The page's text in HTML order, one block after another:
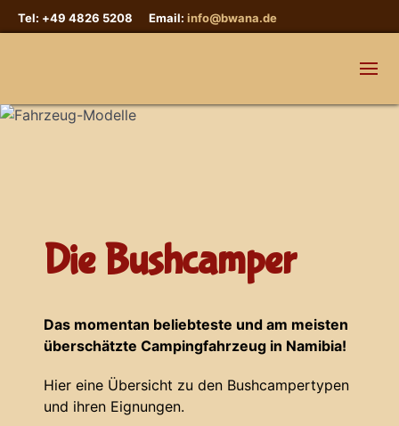
Tel: +49 4826 5208 Email: info@bwana.de
Die Bushcamper
Das momentan beliebteste und am meisten
überschätzte Campingfahrzeug in Namibia!
Hier eine Übersicht zu den Bushcampertypen
und ihren Eignungen.